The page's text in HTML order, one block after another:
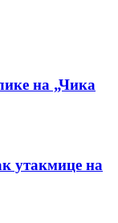
на „Чика
утакмице на